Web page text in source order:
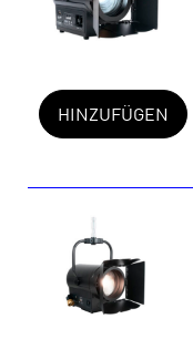
HINZUFÜGEN